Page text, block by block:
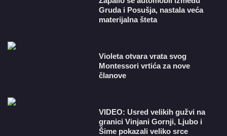
Gruda i Posušja, nastala veća
materijalna šteta
Violeta otvara vrata svog
Montessori vrtića za nove
članove
VIDEO: Usred velikih gužvi na
granici Vinjani Gornji, Ljubo i
Šime pokazali veliko srce